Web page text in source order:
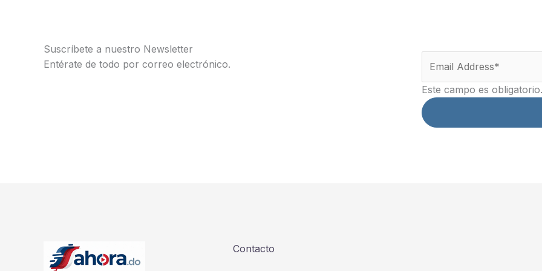
Suscríbete a nuestro Newsletter
Entérate de todo por correo electrónico.
Este campo es obligatorio.
Contacto